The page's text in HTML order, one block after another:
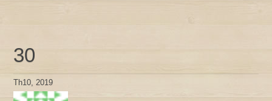
30
Th10, 2019